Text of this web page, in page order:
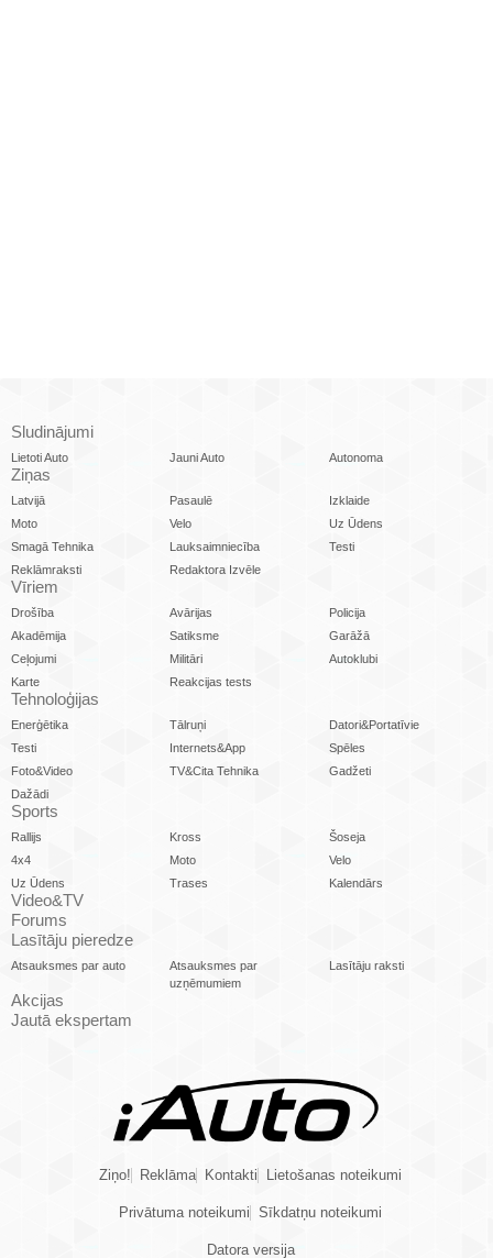
Sludinājumi
Lietoti Auto Jauni Auto Autonoma
Ziņas
Latvijā Pasaulē
Izklaide
Moto
Velo
Uz Ūdens
Smagā Tehnika
Lauksaimniecība
Testi
Reklāmraksti
Redaktora Izvēle
Vīriem
Drošība Avārijas
Policija
Akadēmija
Satiksme
Garāžā
Ceļojumi
Militāri
Autoklubi
Karte
Reakcijas tests
Tehnoloģijas
Enerģētika Tālruņi
Datori&Portatīvie
Testi
Internets&App
Spēles
Foto&Video
TV&Cita Tehnika
Gadžeti
Dažādi
Sports
Rallijs Kross
Šoseja
4x4
Moto
Velo
Uz Ūdens
Trases Kalendārs
Video&TV
Forums
Lasītāju pieredze
Atsauksmes par auto
Atsauksmes par
uzņēmumiem
Lasītāju raksti
Akcijas
Jautā ekspertam
Ziņo! Reklāma Kontakti Lietošanas noteikumi
Privātuma noteikumi Sīkdatņu noteikumi
Datora versija